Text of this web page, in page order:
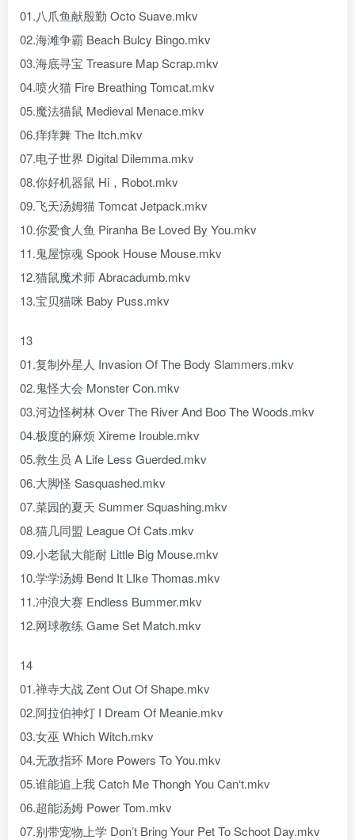
01.八爪鱼献殷勤 Octo Suave.mkv
02.海滩争霸 Beach Bulcy Bingo.mkv
03.海底寻宝 Treasure Map Scrap.mkv
04.喷火猫 Fire Breathing Tomcat.mkv
05.魔法猫鼠 Medieval Menace.mkv
06.痒痒舞 The Itch.mkv
07.电子世界 Digital Dilemma.mkv
08.你好机器鼠 Hi，Robot.mkv
09.飞天汤姆猫 Tomcat Jetpack.mkv
10.你爱食人鱼 Piranha Be Loved By You.mkv
11.鬼屋惊魂 Spook House Mouse.mkv
12.猫鼠魔术师 Abracadumb.mkv
13.宝贝猫咪 Baby Puss.mkv
13
01.复制外星人 Invasion Of The Body Slammers.mkv
02.鬼怪大会 Monster Con.mkv
03.河边怪树林 Over The River And Boo The Woods.mkv
04.极度的麻烦 Xireme Irouble.mkv
05.救生员 A Life Less Guerded.mkv
06.大脚怪 Sasquashed.mkv
07.菜园的夏天 Summer Squashing.mkv
08.猫几同盟 League Of Cats.mkv
09.小老鼠大能耐 Little Big Mouse.mkv
10.学学汤姆 Bend It LIke Thomas.mkv
11.冲浪大赛 Endless Bummer.mkv
12.网球教练 Game Set Match.mkv
14
01.禅寺大战 Zent Out Of Shape.mkv
02.阿拉伯神灯 I Dream Of Meanie.mkv
03.女巫 Which Witch.mkv
04.无敌指环 More Powers To You.mkv
05.谁能追上我 Catch Me Thongh You Can‘t.mkv
06.超能汤姆 Power Tom.mkv
07.别带宠物上学 Don’t Bring Your Pet To Schoot Day.mkv